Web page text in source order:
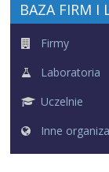
BAZA FIRM I
Firmy
Laboratoria
Uczelnie
Inne